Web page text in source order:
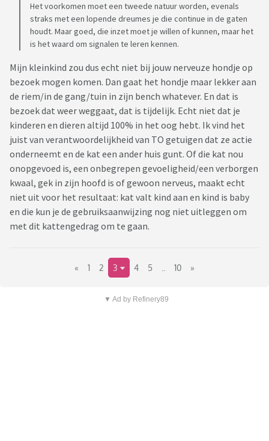
Het voorkomen moet een tweede natuur worden, evenals
straks met een lopende dreumes je die continue in de gaten
houdt. Maar goed, die inzet moet je willen of kunnen, maar het
is het waard om signalen te leren kennen.
Mijn kleinkind zou dus echt niet bij jouw nerveuze hondje op
bezoek mogen komen. Dan gaat het hondje maar lekker aan
de riem/in de gang/tuin in zijn bench whatever. En dat is
bezoek dat weer weggaat, dat is tijdelijk. Echt niet dat je
kinderen en dieren altijd 100% in het oog hebt. Ik vind het
juist van verantwoordelijkheid van TO getuigen dat ze actie
onderneemt en de kat een ander huis gunt. Of die kat nou
onopgevoed is, een onbegrepen gevoeligheid/een verborgen
kwaal, gek in zijn hoofd is of gewoon nerveus, maakt echt
niet uit voor het resultaat: kat valt kind aan en kind is baby
en die kun je de gebruiksaanwijzing nog niet uitleggen om
met dit kattengedrag om te gaan.
« 1 2 3 4 5 10 »
▼ Ad by Refinery89